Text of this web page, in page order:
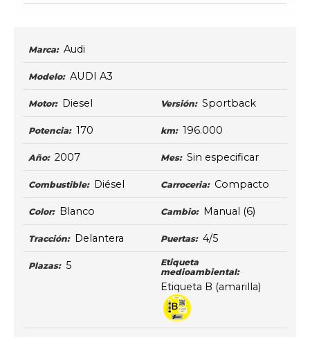
Marca: Audi
Modelo: AUDI A3
Motor: Diesel Versión: Sportback
Potencia: 170 km: 196.000
Año: 2007 Mes: Sin especificar
Combustible: Diésel Carroceria: Compacto
Color: Blanco Cambio: Manual (6)
Tracción: Delantera Puertas: 4/5
Plazas: 5
Etiqueta
medioambiental:
Etiqueta B (amarilla)